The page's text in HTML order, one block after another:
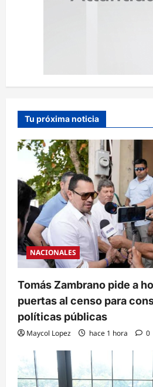
Tu próxima noticia
NACIONALES
Tomás Zambrano pide a
puertas al censo para
políticas públicas
Maycol Lopez hace 1 hora 0